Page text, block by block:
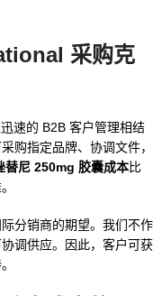
采购克
速的 B2B 客户管理相结
购指定品牌、协调文件，
替尼 250mg 胶囊成本比
分销商的期望。我们不作
调供应。因此，客户可获